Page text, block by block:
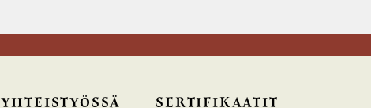
YHTEISTYÖSSÄ SERTIFIKAATIT